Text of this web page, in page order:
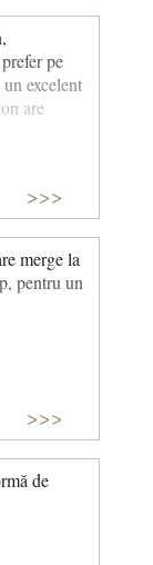
pe
excelent
are
>>>
merge la
pentru un
>>>
de